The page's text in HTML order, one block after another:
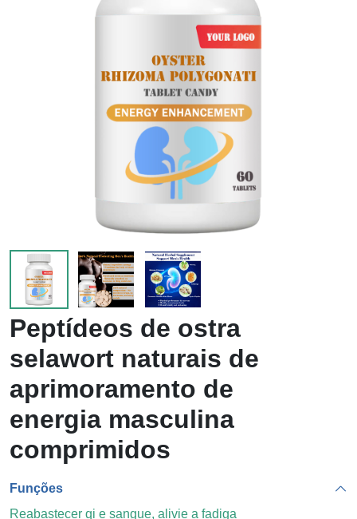
Peptídeos de ostra
selawort naturais de
aprimoramento de
energia masculina
comprimidos
Funções
Reabastecer qi e sangue, alivie a fadiga